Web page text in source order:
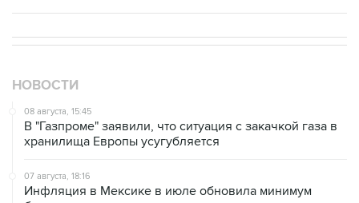
НОВОСТИ
08 августа, 15:45
В "Газпроме" заявили, что ситуация с закачкой газа в
хранилища Европы усугубляется
07 августа, 18:16
Инфляция в Мексике в июле обновила минимум